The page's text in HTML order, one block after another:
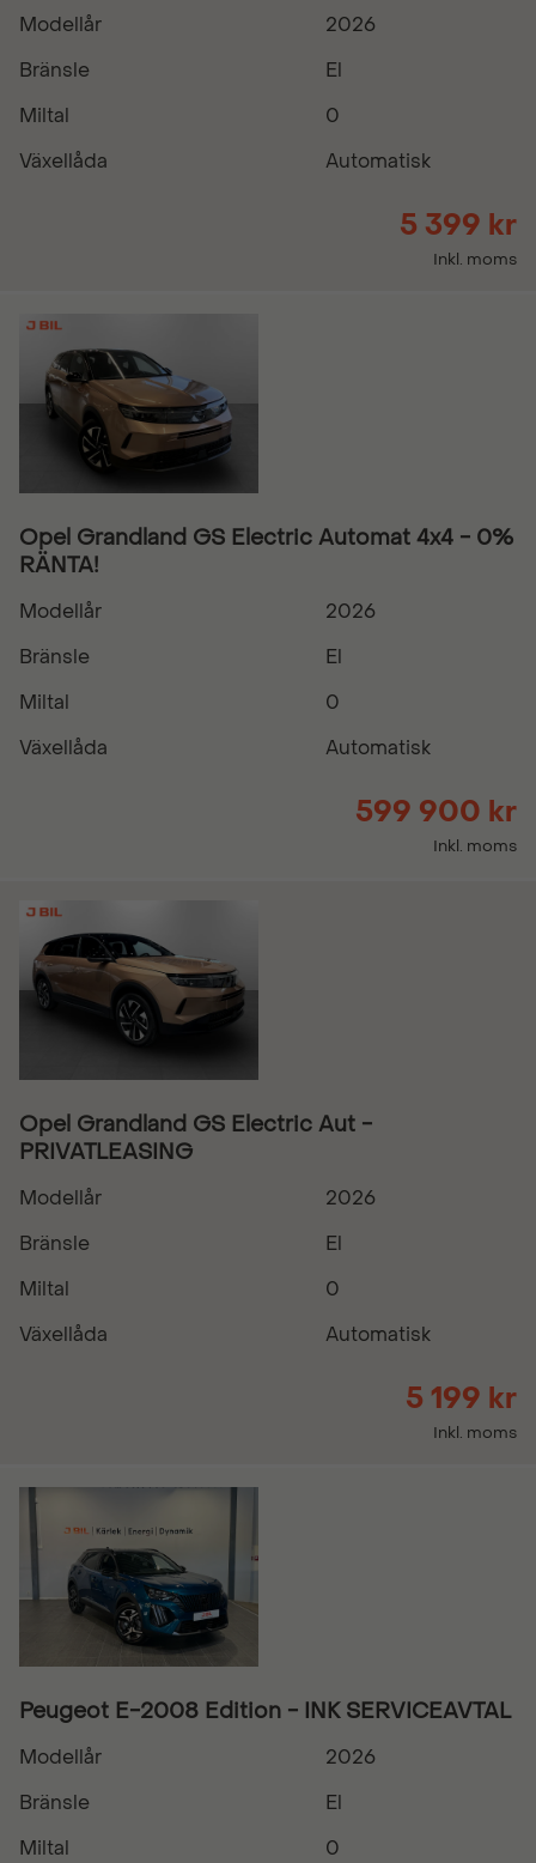
Modellår
2026
Bränsle
El
Miltal
0
Växellåda
Automatisk
5 399 kr
Inkl. moms
Opel Grandland GS Electric Automat 4x4 - 0%
RÄNTA!
Modellår
2026
Bränsle
El
Miltal
0
Växellåda
Automatisk
599 900 kr
Inkl. moms
Opel Grandland GS Electric Aut -
PRIVATLEASING
Modellår
2026
Bränsle
El
Miltal
0
Växellåda
Automatisk
5 199 kr
Inkl. moms
Peugeot E-2008 Edition - INK SERVICEAVTAL
Modellår
2026
Bränsle
El
Miltal
0